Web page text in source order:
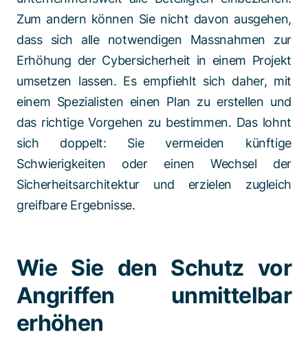
Zum andern können Sie nicht davon ausgehen,
dass sich alle notwendigen Massnahmen zur
Erhöhung der Cybersicherheit in einem Projekt
umsetzen lassen. Es empfiehlt sich daher, mit
einem Spezialisten einen Plan zu erstellen und
das richtige Vorgehen zu bestimmen. Das lohnt
sich doppelt: Sie vermeiden künftige
Schwierigkeiten oder einen Wechsel der
Sicherheitsarchitektur und erzielen zugleich
greifbare Ergebnisse.
Wie Sie den Schutz vor
Angriffen unmittelbar
erhöhen